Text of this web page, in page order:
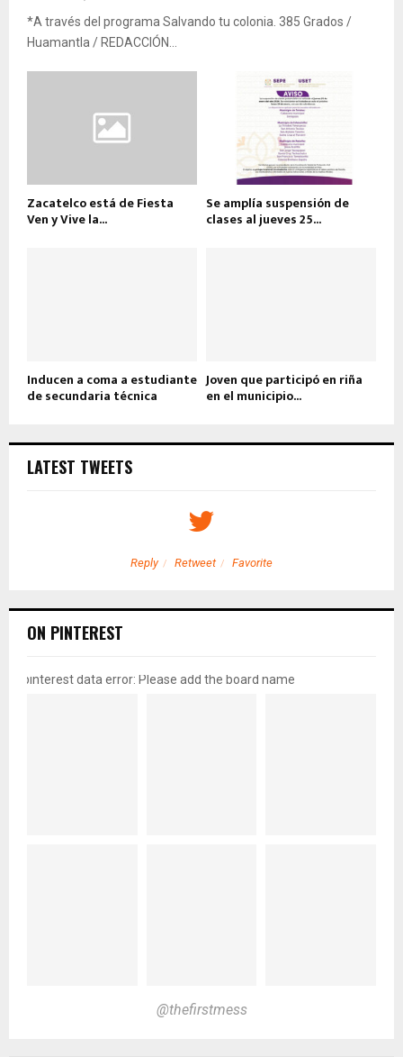
*A través del programa Salvando tu colonia. 385 Grados /
Huamantla / REDACCIÓN...
Zacatelco está de Fiesta
Ven y Vive la...
Se amplía suspensión de
clases al jueves 25...
Inducen a coma a estudiante
de secundaria técnica
Joven que participó en riña
en el municipio...
LATEST TWEETS
Reply Retweet Favorite
ON PINTEREST
pinterest data error: Please add the board name
@thefirstmess